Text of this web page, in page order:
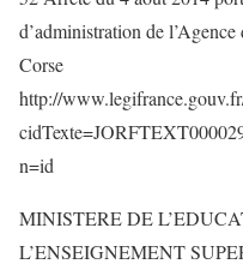
d’administration de
Corse
http://
n=id
MINISTERE DE
L’ENSEIGNEMENT